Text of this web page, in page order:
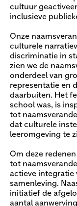
cultuur
inclusieve
Onze
culturele
discriminatie in
zien we de
onderdeel van
representatie en
daarbuiten. Het
school was, is
tot
dat culturele
leeromgeving te
Om deze
tot
actieve integratie
samenleving.
initiatief de
aantal